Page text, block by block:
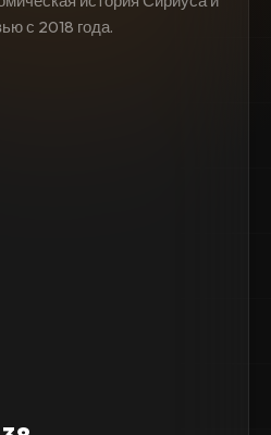
с 2018 года.